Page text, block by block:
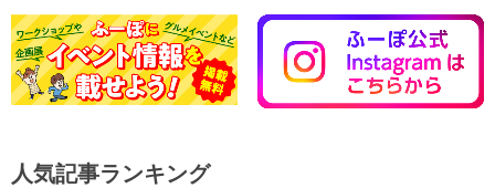
人気記事ランキング